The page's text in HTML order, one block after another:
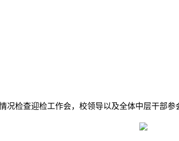
况检查迎检工作会，校领导以及全体中层干部